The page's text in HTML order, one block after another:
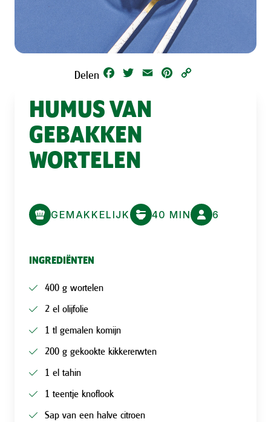
Delen Facebook
Twitter Email Pinterest
HUMUS VAN
GEBAKKEN
WORTELEN
GEMAKKELIJK 40 MIN 6
INGREDIËNTEN
400 g wortelen
2 el olijfolie
1 tl gemalen komijn
200 g gekookte kikkererwten
1 el tahin
1 teentje knoflook
Sap van een halve citroen